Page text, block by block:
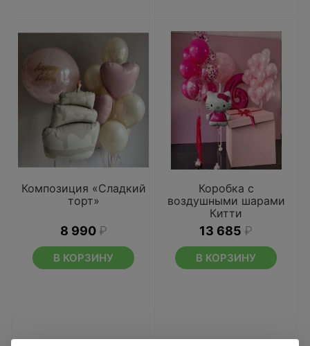
Композиция «Сладкий
торт»
8 990 ₽
В КОРЗИНУ
Коробка с
воздушными шарами
Китти
13 685 ₽
В КОРЗИНУ